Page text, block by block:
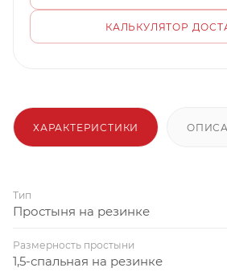
КАЛЬКУЛЯТОР
ХАРАКТЕРИСТИКИ
Тип
Простыня на резинке
Размерность простыни
1,5-спальная на резинке